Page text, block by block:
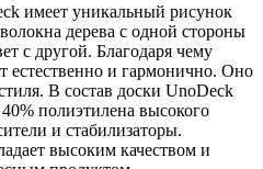
имеет уникальный рисунок
дерева с одной стороны
с другой. Благодаря чему
естественно и гармонично. Оно
В состав доски UnoDeck
полиэтилена высокого
и стабилизаторы.
высоким качеством и